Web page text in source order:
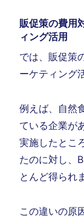
販促策の費用
ィング活用
では、販促策
ーケティング
例えば、自然
ている企業が
実施したとこ
たのに対し、
とんど得られ
この違いの原